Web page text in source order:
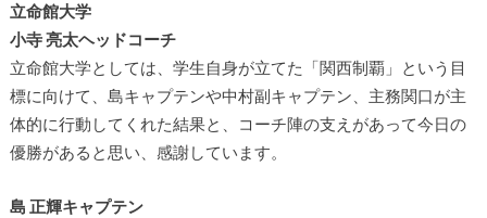
立命館大学
小寺 亮太ヘッドコーチ
立命館大学としては、学生自身が立てた「関西制覇」という目
標に向けて、島キャプテンや中村副キャプテン、主務関口が主
体的に行動してくれた結果と、コーチ陣の支えがあって今日の
優勝があると思い、感謝しています。
島 正輝キャプテン